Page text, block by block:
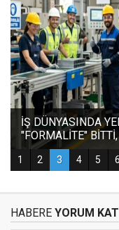
HABERE YORUM KAT